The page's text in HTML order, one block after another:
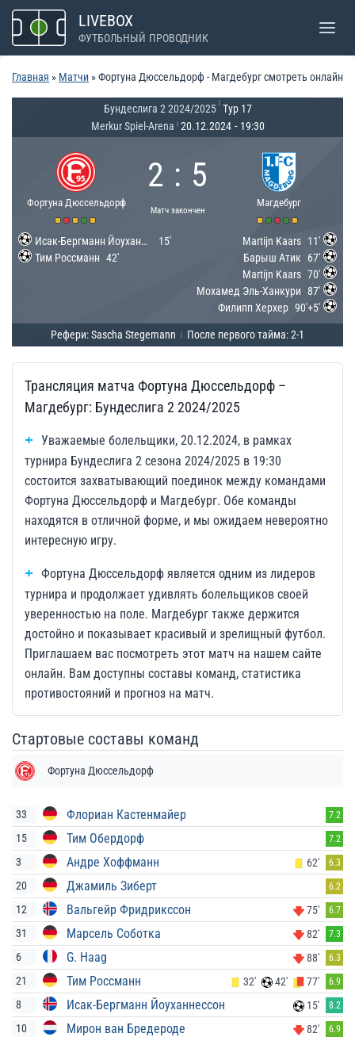
Перейти
содержимому
LIVEBOX
ФУТБОЛЬНЫЙ ПРОВОДНИК
Главная » Матчи »Фортуна Дюссельдорф - Магдебург смотреть онлайн
Бундеслига 2 2024/2025 Тур 17
Merkur Spiel-Arena 20.12.2024 - 19:30
Фортуна Дюссельдорф
2 : 5
Матч закончен
Магдебург
Исак-Бергманн Йоуханнессон
15'
Тим Россманн 42'
Martijn Kaars 11'
Барыш Атик
67'
Martijn Kaars 70'
Мохамед Эль-Ханкури 87'
Филипп Херхер 90'+5'
Рефери: Sascha Stegemann После первого тайма: 2-1
Трансляция матча Фортуна Дюссельдорф –
Магдебург: Бундеслига 2 2024/2025
Уважаемые болельщики, 20.12.2024, в рамках
турнира Бундеслига 2 сезона 2024/2025 в 19:30
состоится захватывающий поединок между командами
Фортуна Дюссельдорф и Магдебург. Обе команды
находятся в отличной форме, и мы ожидаем невероятно
интересную игру.
Фортуна Дюссельдорф является одним из лидеров
турнира и продолжает удивлять болельщиков своей
уверенностью на поле. Магдебург также держится
достойно и показывает красивый и зрелищный футбол.
Приглашаем вас посмотреть этот матч на нашем сайте
онлайн. Вам доступны составы команд, статистика
противостояний и прогноз на матч.
Стартовые составы команд
Фортуна Дюссельдорф
33 Флориан Кастенмайер 7.2
15 Тим Обердорф 7.2
3 Андре Хоффманн 62' 6.3
20 Джамиль Зиберт 6.2
12 Вальгейр Фридрикссон 75' 6.7
31 Марсель Соботка 82' 7.3
6 G. Haag 88' 6.3
21 Тим Россманн 32' 42' 77' 6.9
8 Исак-Бергманн Йоуханнессон 15' 8.2
10 Мирон ван Бредероде 82' 6.9